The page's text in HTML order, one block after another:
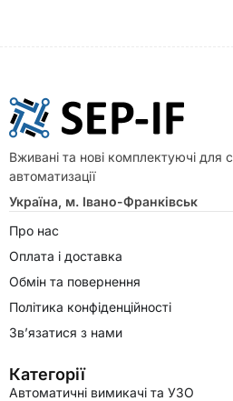
Вживані та нові комплектуючі для
автоматизації
Україна, м. Івано-Франківськ
Про нас
Оплата і доставка
Обмін та повернення
Політика конфіденційності
Зв’язатися з нами
Категорії
Автоматичні вимикачі та УЗО